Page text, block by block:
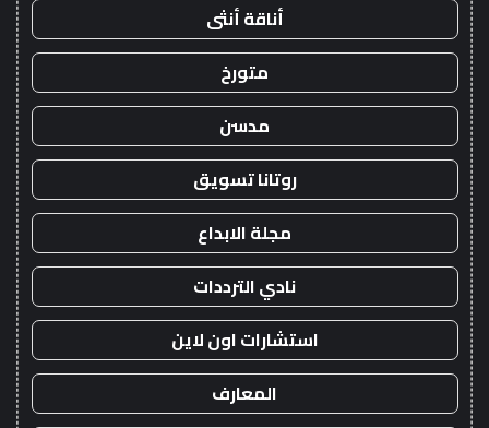
أناقة أنثى
متورخ
مدسن
روتانا تسويق
مجلة الابداع
نادي الترددات
استشارات اون لاين
المعارف